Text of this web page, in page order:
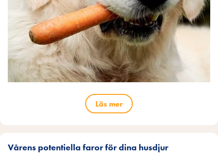
Läs mer
Vårens potentiella faror för dina husdjur